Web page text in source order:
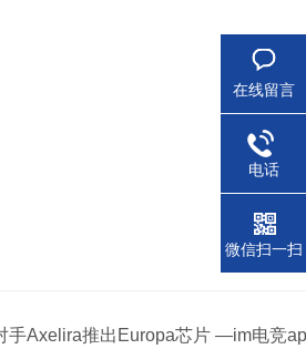
手Axelira推出Europa芯片 —im电竞
在线留言
电话
微信扫一扫